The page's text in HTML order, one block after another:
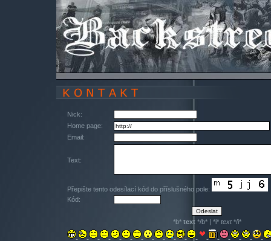
Nick:
Home page:
Email:
Text:
Přepište tento odesílací kód do příslušného pole:
Kód:
*b* text*/b* | *i* text*/i*